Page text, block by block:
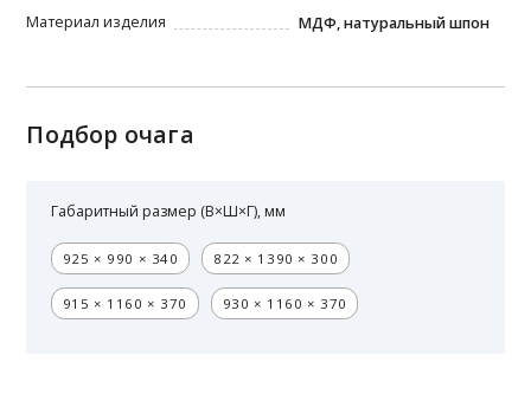
Материал изделия
МДФ, натуральный шпон
Подбор очага
Габаритный размер (В×Ш×Г), мм
925 × 990 × 340 822 × 1390 × 300
915 × 1160 × 370 930 × 1160 × 370